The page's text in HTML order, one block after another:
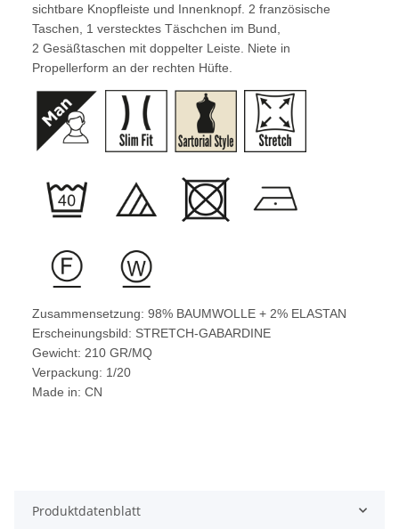
sichtbare Knopfleiste und Innenknopf. 2 französische
Taschen, 1 verstecktes Täschchen im Bund,
2 Gesäßtaschen mit doppelter Leiste. Niete in
Propellerform an der rechten Hüfte.
Zusammensetzung: 98% BAUMWOLLE + 2% ELASTAN
Erscheinungsbild: STRETCH-GABARDINE
Gewicht: 210 GR/MQ
Verpackung: 1/20
Made in: CN
Produktdatenblatt